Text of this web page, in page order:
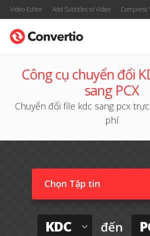
Video Editor Add Subtitles to Video Compress
Công cụ chuyển đổi
sang PCX
Chuyển đổi file kdc sang pcx
phí
Chọn Tập tin
KDC đến